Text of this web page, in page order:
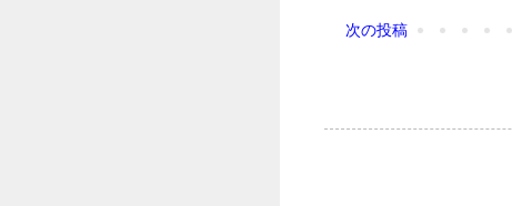
次の投稿